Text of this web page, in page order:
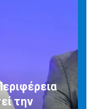
την